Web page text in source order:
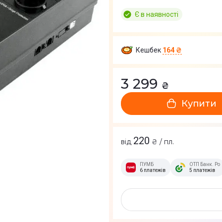
Є в наявності
Кешбек 164 ₴
3 299 ₴
Купити
від 220 ₴ / пл.
ПУМБ
6 платежів
ОТП Банк.
5 платежів